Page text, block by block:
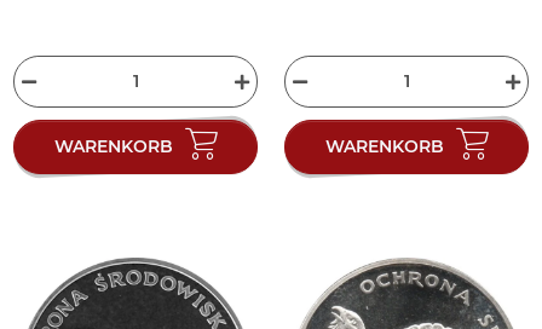
WARENKORB WARENKORB